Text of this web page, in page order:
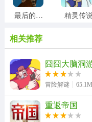
最后的子弹 精灵传
相关推荐
囧囧大脑洞
冒险解谜
重返帝国